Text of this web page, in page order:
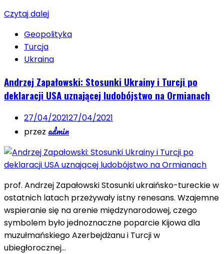
Czytaj dalej
Geopolityka
Turcja
Ukraina
Andrzej Zapałowski: Stosunki Ukrainy i Turcji po
deklaracji USA uznającej ludobójstwo na Ormianach
27/04/202127/04/2021
przez admin
prof. Andrzej Zapałowski Stosunki ukraińsko-tureckie w
ostatnich latach przeżywały istny renesans. Wzajemne
wspieranie się na arenie międzynarodowej, czego
symbolem było jednoznaczne poparcie Kijowa dla
muzułmańskiego Azerbejdżanu i Turcji w
ubiegłorocznej…